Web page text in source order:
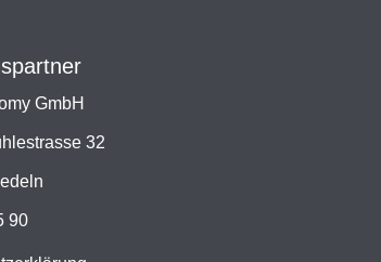
GmbH
32
90